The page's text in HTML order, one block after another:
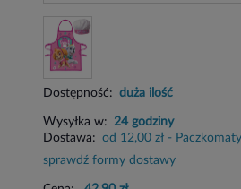
Dostępność: duża ilość
Wysyłka w: 24 godziny
Dostawa: od 12,00 zł -
sprawdź formy dostawy